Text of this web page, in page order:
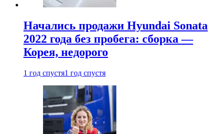
Начались продажи Hyundai Sonata
2022 года без пробега: сборка —
Корея, недорого
1 год спустя1 год спустя